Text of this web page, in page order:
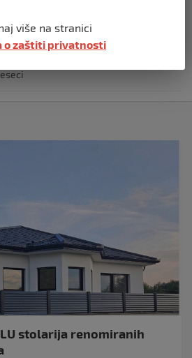
XIV izjavio da je situacija vrlo
nakon izraelskog napada na
stolarija renomiranih
više na stranici
o zaštiti privatnosti